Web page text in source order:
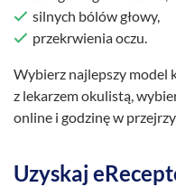
silnych bólów głowy,
przekrwienia oczu.
Wybierz najlepszy model
z lekarzem okulistą,
online i godzinę w
Uzyskaj